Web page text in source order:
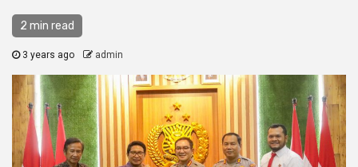
2 min read
3 years ago admin